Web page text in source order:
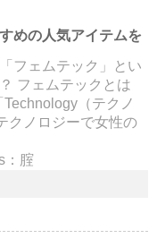
めの人気アイテムを
フェムテック」とい
フェムテックとは
Technology（テクノ
クノロジーで女性の
腟